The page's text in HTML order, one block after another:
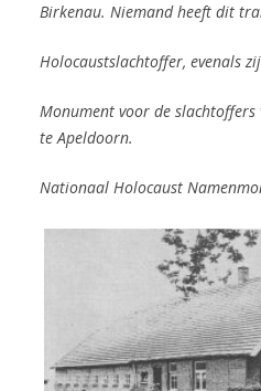
Birkenau. Niemand heeft dit
Holocaustslachtoffer, evenals
Monument voor de slachtoffers
te Apeldoorn.
Nationaal Holocaust